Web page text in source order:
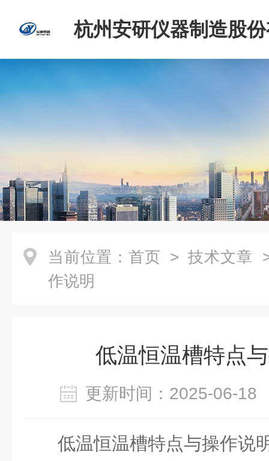
杭州安研仪器制造股
司
当前位置： 首页 > 技术文章
作说明
低温恒温槽特点
更新时间：2025-06-
低温恒温槽特点与操作说